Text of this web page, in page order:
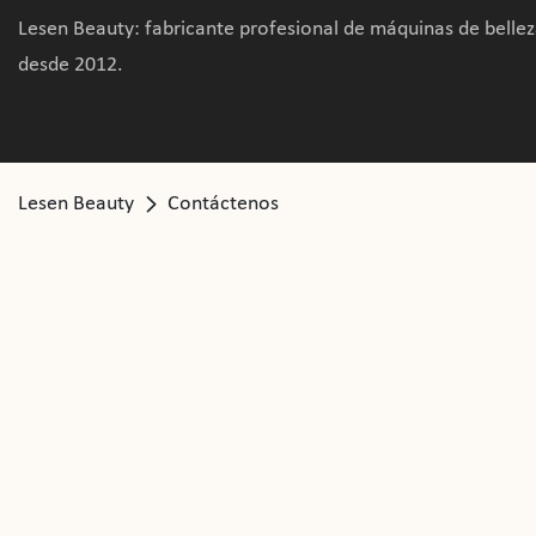
Lesen Beauty: fabricante profesional de máquinas de
desde 2012.
Lesen Beauty Contáctenos